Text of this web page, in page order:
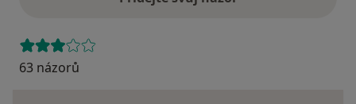
63 názorů